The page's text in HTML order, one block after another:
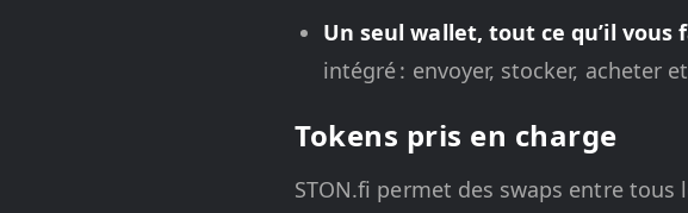
Un seul wallet, tout ce qu’il vous
intégré : envoyer, stocker, acheter
Tokens pris en charge
STON.fi permet des swaps entre